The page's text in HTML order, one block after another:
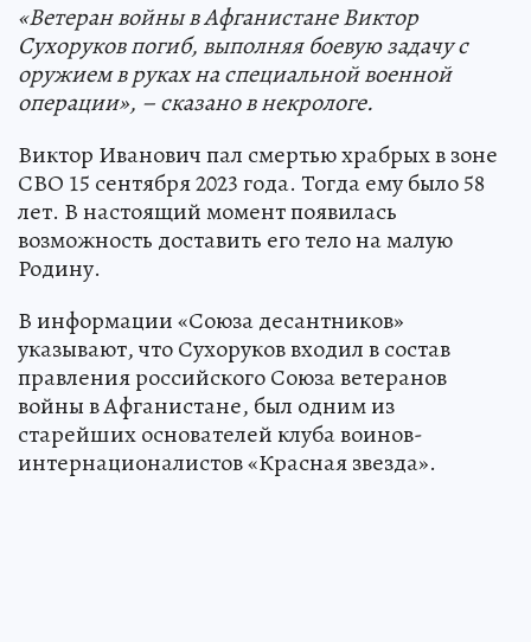
«Ветеран войны в Афганистане Виктор
Сухоруков погиб, выполняя боевую задачу с
оружием в руках на специальной военной
операции», – сказано в некрологе.
Виктор Иванович пал смертью храбрых в зоне
СВО 15 сентября 2023 года. Тогда ему было 58
лет. В настоящий момент появилась
возможность доставить его тело на малую
Родину.
В информации «Союза десантников»
указывают, что Сухоруков входил в состав
правления российского Союза ветеранов
войны в Афганистане, был одним из
старейших основателей клуба воинов-
интернационалистов «Красная звезда».